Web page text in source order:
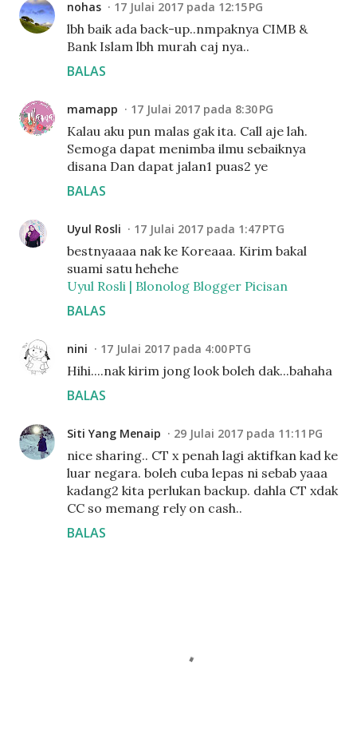
nohas 17 Julai 2017 pada 12:15 PG
lbh baik ada back-up..nmpaknya CIMB &
Bank Islam lbh murah caj nya..
BALAS
mamapp 17 Julai 2017 pada 8:30 PG
Kalau aku pun malas gak ita. Call aje lah.
Semoga dapat menimba ilmu sebaiknya
disana Dan dapat jalan1 puas2 ye
BALAS
Uyul Rosli 17 Julai 2017 pada 1:47 PTG
bestnyaaaa nak ke Koreaaa. Kirim bakal
suami satu hehehe
Uyul Rosli | Blonolog Blogger Picisan
BALAS
nini 17 Julai 2017 pada 4:00 PTG
Hihi....nak kirim jong look boleh dak...bahaha
BALAS
Siti Yang Menaip 29 Julai 2017 pada 11:11 PG
nice sharing.. CT x penah lagi aktifkan kad ke
luar negara. boleh cuba lepas ni sebab yaaa
kadang2 kita perlukan backup. dahla CT xdak
CC so memang rely on cash..
BALAS